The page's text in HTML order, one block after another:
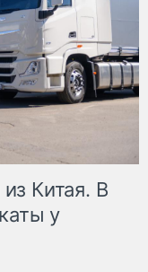
Китая. В
у